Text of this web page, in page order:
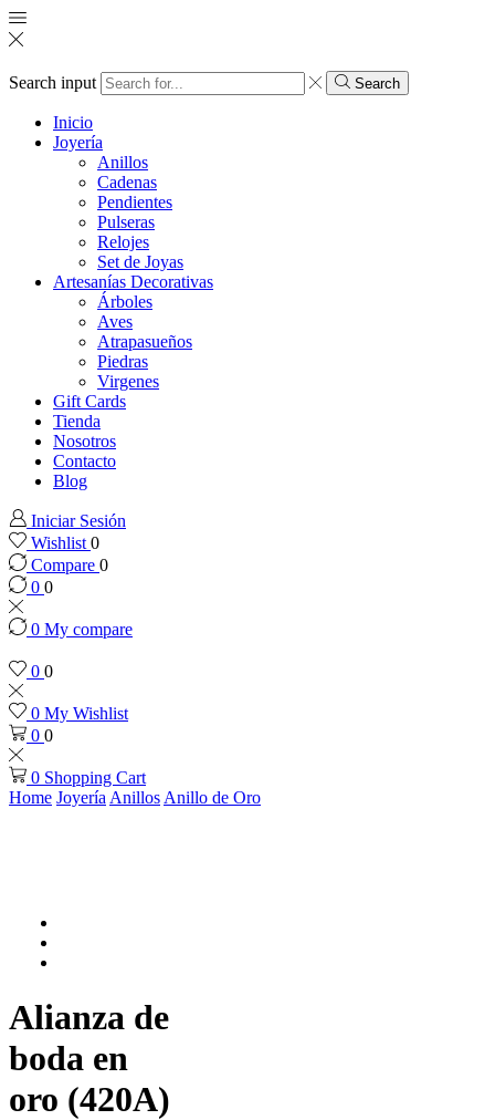
Search input Search
Inicio
Joyería
Anillos
Cadenas
Pendientes
Pulseras
Relojes
Set de Joyas
Artesanías Decorativas
Árboles
Aves
Atrapasueños
Piedras
Virgenes
Gift Cards
Tienda
Nosotros
Contacto
Blog
Iniciar Sesión
Wishlist 0
Compare 0
0 0
0 My compare
0 0
0 My Wishlist
0 0
0 Shopping Cart
Home Joyería Anillos Anillo de Oro
Alianza de
boda en
oro (420A)